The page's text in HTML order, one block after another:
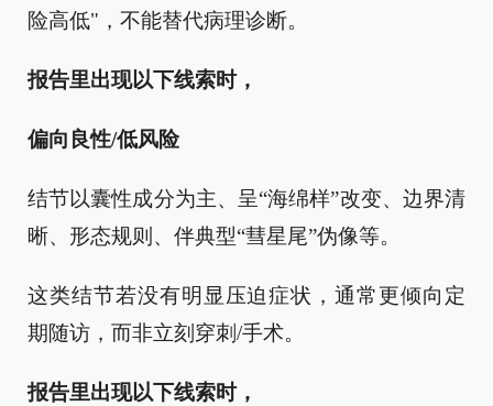
险高低"，不能替代病理诊断。
报告里出现以下线索时，
偏向良性/低风险
结节以囊性成分为主、呈“海绵样”改变、边界清
晰、形态规则、伴典型“彗星尾”伪像等。
这类结节若没有明显压迫症状，通常更倾向定
期随访，而非立刻穿刺/手术。
报告里出现以下线索时，